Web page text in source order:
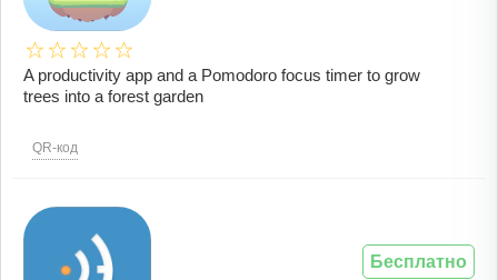
A productivity app and a Pomodoro focus timer to grow
trees into a forest garden
QR-код
Бесплатно